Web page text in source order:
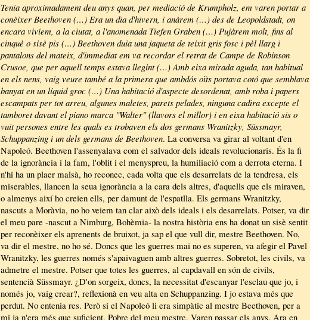
Tenia aproximadament deu anys quan, per mediació de Krumpholz, em varen portar a
conèixer Beethoven (…) Era un dia d'hivern, i anàrem (…) des de Leopoldstadt, on
encara vivíem, a la ciutat, a l'anomenada Tiefen Graben (…) Pujàrem molt, fins al
cinquè o sisè pis (…) Beethoven duia una jaqueta de teixit gris fosc i pèl llarg i
pantalons del mateix, d'immediat em va recordar el retrat de Campe de Robinson
Crusoe, que per aquell temps estava llegint (…) Amb eixa mirada aguda, tan habitual
en els nens, vaig veure també a la primera que ambdós oïts portava cotó que semblava
banyat en un líquid groc (…) Una habitació d'aspecte desordenat, amb roba i papers
escampats per tot arreu, algunes maletes, parets pelades, ninguna cadira excepte el
tamboret davant el piano marca "Walter" (llavors el millor) i en eixa habitació sis o
vuit persones entre les quals es trobaven els dos germans Wranitzky, Süssmayr,
Schuppanzing i un dels germans de Beethoven. La conversa va girar al voltant d'en
Napoleó. Beethoven l'assenyalava com el salvador dels ideals revolucionaris. És la fi
de la ignorància i la fam, l'oblit i el menyspreu, la humiliació com a derrota eterna. I
n'hi ha un plaer malsà, ho reconec, cada volta que els desarrelats de la tendresa, els
miserables, llancen la seua ignorància a la cara dels altres, d'aquells que els miraven,
o almenys així ho creien ells, per damunt de l'espatlla. Els germans Wranitzky,
nascuts a Moràvia, no ho veiem tan clar això dels ideals i els desarrelats. Potser, va dir
el meu pare -nascut a Nimburg, Bohèmia- la nostra història ens ha donat un sisè sentit
per reconèixer els aprenents de bruixot, ja sap el que vull dir, mestre Beethoven. No,
va dir el mestre, no ho sé. Doncs que les guerres mai no es superen, va afegir el Pavel
Wranitzky, les guerres només s'apaivaguen amb altres guerres. Sobretot, les civils, va
admetre el mestre. Potser que totes les guerres, al capdavall en són de civils,
sentencià Süssmayr. ¿D'on sorgeix, doncs, la necessitat d'escanyar l'esclau que jo, i
només jo, vaig crear?, reflexionà en veu alta en Schuppanzing. I jo estava més que
perdut. No entenia res. Però si el Napoleó li era simpàtic al mestre Beethoven, per a
mi ja n'era més que suficient. Pobre del meu mestre. Varen passar els anys. Ara en